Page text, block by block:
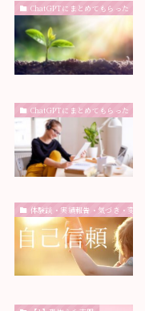
ChatGPTにまとめてもらった
ChatGPTにまとめてもらった
体験談・実績報告・気づき・変化